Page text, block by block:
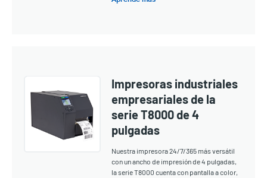
Impresoras industriales
empresariales de la
serie T8000 de 4
pulgadas
Nuestra impresora 24/7/365 más versátil
con un ancho de impresión de 4 pulgadas,
la serie T8000 cuenta con pantalla a color,